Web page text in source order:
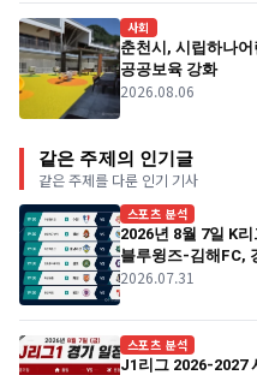
사회
춘천시, 시립하나
공공보육 강화
2026.08.06
같은 주제의 인기글
같은 주제를 다룬 인기 기사
스포츠 분석
2026년 8월 7일 K
블루윙즈-김해FC,
2026.07.31
스포츠 분석
J1리그 2026-2027